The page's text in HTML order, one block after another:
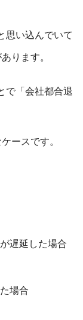
思い込んでいて
ります。
で「会社都合退
ースです。
遅延した場合
場合